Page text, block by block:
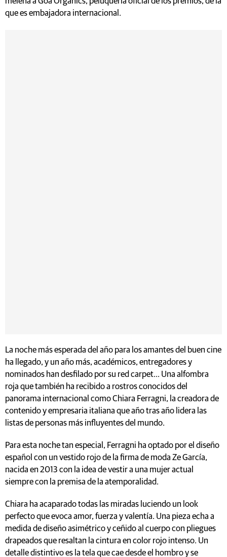
que es embajadora internacional.
La noche más esperada del año para los amantes del buen cine
ha llegado, y un año más, académicos, entregadores y
nominados han desfilado por su red carpet... Una alfombra
roja que también ha recibido a rostros conocidos del
panorama internacional como Chiara Ferragni, la creadora de
contenido y empresaria italiana que año tras año lidera las
listas de personas más influyentes del mundo.
Para esta noche tan especial, Ferragni ha optado por el diseño
español con un vestido rojo de la firma de moda Ze García,
nacida en 2013 con la idea de vestir a una mujer actual
siempre con la premisa de la atemporalidad.
Chiara ha acaparado todas las miradas luciendo un look
perfecto que evoca amor, fuerza y valentía. Una pieza echa a
medida de diseño asimétrico y ceñido al cuerpo con pliegues
drapeados que resaltan la cintura en color rojo intenso. Un
detalle distintivo es la tela que cae desde el hombro y se